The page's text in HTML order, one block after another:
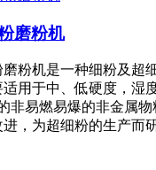
磨粉机
磨粉机是一种细粉及超
用于中、低硬度，湿
非易燃易爆的非金属
进，为超细粉的生产而